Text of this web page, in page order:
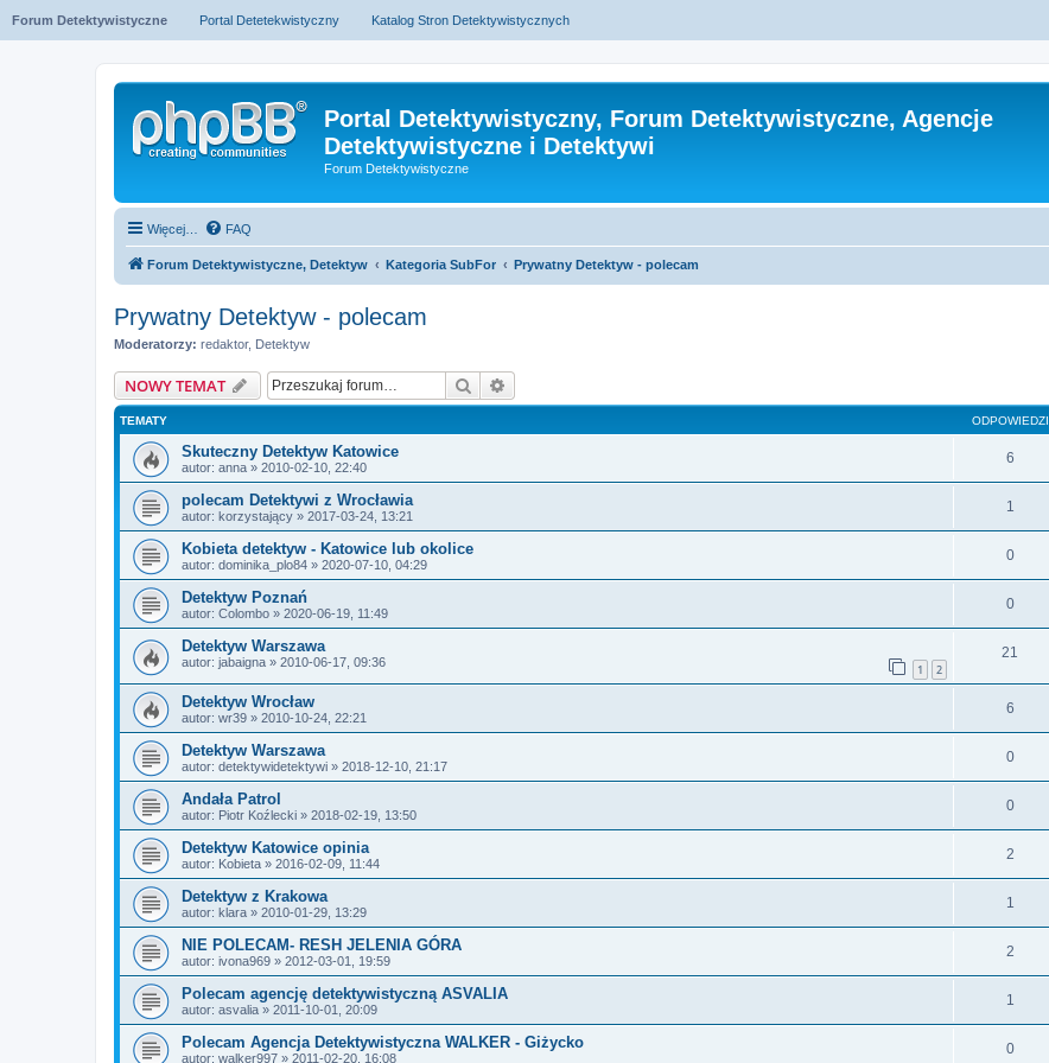
Forum Detektywistyczne Portal Detetekwistyczny Katalog Stron Detektywistycznych
Portal Detektywistyczny, Forum Detektywistyczne, Agencje
Detektywistyczne i Detektywi
Forum Detektywistyczne
Więcej… FAQ
Forum Detektywistyczne, Detektyw Kategoria SubFor Prywatny Detektyw - polecam
Prywatny Detektyw - polecam
Moderatorzy: redaktor, Detektyw
NOWY TEMAT Szukaj
TEMATY ODPOWIEDZI
Skuteczny Detektyw Katowice
autor: anna » 2010-02-10, 22:40
6
polecam Detektywi z Wrocławia
autor: korzystający » 2017-03-24, 13:21
1
Kobieta detektyw - Katowice lub okolice
autor: dominika_plo84 » 2020-07-10, 04:29
0
Detektyw Poznań
autor: Colombo » 2020-06-19, 11:49
0
Detektyw Warszawa
autor: jabaigna » 2010-06-17, 09:36 1 2
21
Detektyw Wrocław
autor: wr39 » 2010-10-24, 22:21
6
Detektyw Warszawa
autor: detektywidetektywi » 2018-12-10, 21:17
0
Andała Patrol
autor: Piotr Koźlecki » 2018-02-19, 13:50
0
Detektyw Katowice opinia
autor: Kobieta » 2016-02-09, 11:44
2
Detektyw z Krakowa
autor: klara » 2010-01-29, 13:29
1
NIE POLECAM- RESH JELENIA GÓRA
autor: ivona969 » 2012-03-01, 19:59
2
Polecam agencję detektywistyczną ASVALIA
autor: asvalia » 2011-10-01, 20:09
1
Polecam Agencja Detektywistyczna WALKER - Giżycko
autor: walker997 » 2011-02-20, 16:08
0